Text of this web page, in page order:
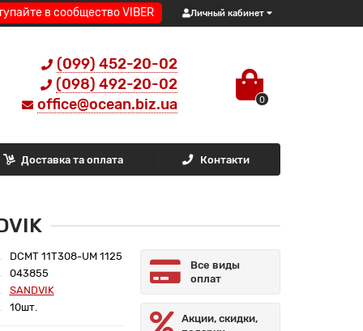
в сообщество VIBER Личный кабинет
(099) 452-20-02
(098) 492-20-02
office@ocean.biz.ua
0
Доставка та оплата Контакти
DCMT 11T308-UM 1125
043855
SANDVIK
10шт.
Все виды
оплат
Акции, скидки,